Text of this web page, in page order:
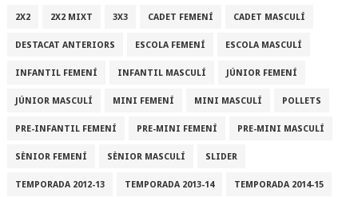
2X2 2X2 MIXT 3X3 CADET FEMENÍ CADET MASCULÍ
DESTACAT ANTERIORS ESCOLA FEMENÍ ESCOLA MASCULÍ
INFANTIL FEMENÍ INFANTIL MASCULÍ JÚNIOR FEMENÍ
JÚNIOR MASCULÍ MINI FEMENÍ MINI MASCULÍ POLLETS
PRE-INFANTIL FEMENÍ PRE-MINI FEMENÍ PRE-MINI MASCULÍ
SÈNIOR FEMENÍ SÈNIOR MASCULÍ SLIDER
TEMPORADA 2012-13 TEMPORADA 2013-14 TEMPORADA 2014-15